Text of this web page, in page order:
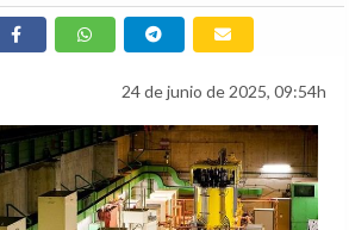
24 de junio de 2025, 09:54h